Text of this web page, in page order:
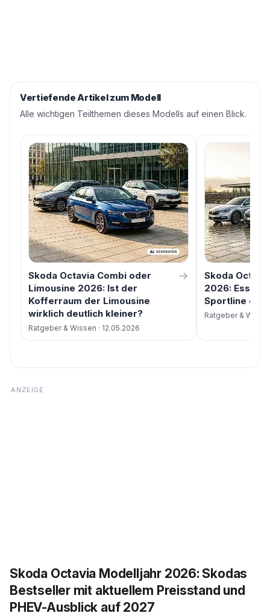
Vertiefende Artikel zum Modell
Alle wichtigen Teilthemen dieses Modells auf einen Blick.
Skoda Octavia Combi oder
Limousine 2026: Ist der
Kofferraum der Limousine
wirklich deutlich kleiner?
→
Ratgeber & Wissen · 12.05.2026
Skoda
2026:
Sportline
Ratgeber &
Skoda Octavia Modelljahr 2026: Skodas
Bestseller mit aktuellem Preisstand und
PHEV-Ausblick auf 2027